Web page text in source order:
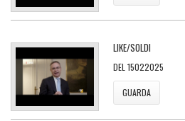
LIKE/SOLDI
DEL 15022025
GUARDA